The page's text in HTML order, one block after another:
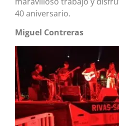
40 aniversario.
Miguel Contreras